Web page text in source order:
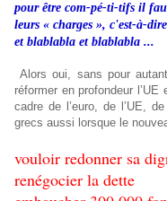
pour être com-pé-ti-tifs il
leurs « charges », c'est-à-
et blablabla et blablabla ...
Alors oui, sans pour
réformer en profondeur
cadre de l’euro, de l’UE,
grecs aussi lorsque le
vouloir redonner sa
renégocier la dette